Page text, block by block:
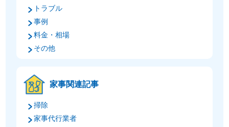
トラブル
事例
料金・相場
その他
家事関連記事
掃除
家事代行業者